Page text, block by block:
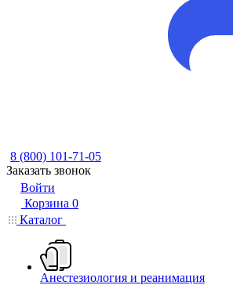
8 (800) 101-71-05
Заказать звонок
Войти
Корзина 0
Каталог
Анестезиология и реанимация